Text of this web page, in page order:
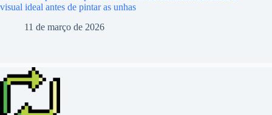
visual ideal antes de pintar as unhas
11 de março de 2026